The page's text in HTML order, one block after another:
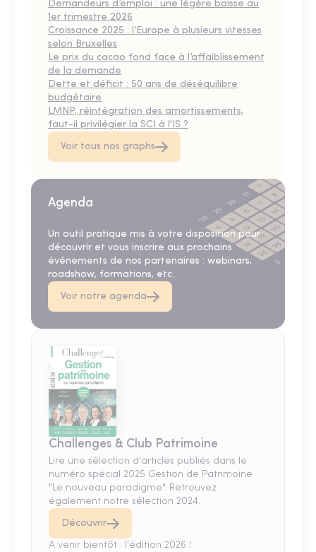
Demandeurs d’emploi : une légère baisse au
1er trimestre 2026
Croissance 2025 : l’Europe à plusieurs vitesses
selon Bruxelles
Le prix du cacao fond face à l’affaiblissement
de la demande
Dette et déficit : 50 ans de déséquilibre
budgétaire
LMNP, réintégration des amortissements,
faut-il privilégier la SCI à l'IS ?
Voir tous nos graphs
Agenda
Un outil pratique mis à votre disposition pour
découvrir et vous inscrire aux prochains
événements de nos partenaires : webinars,
roadshow, formations, etc.
Voir notre agenda
Challenges & Club Patrimoine
Lire une sélection d'articles publiés dans le
numéro spécial 2025 Gestion de Patrimoine
"Le nouveau paradigme". Retrouvez
également notre sélection 2024.
Découvrir
A venir bientôt : l'édition 2026 !